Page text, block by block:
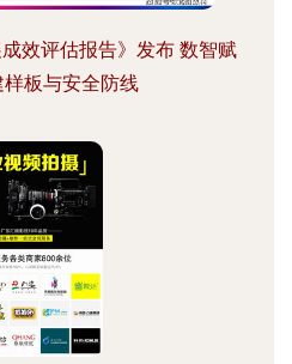
成效评估报告》发布 数智赋
板与安全防线